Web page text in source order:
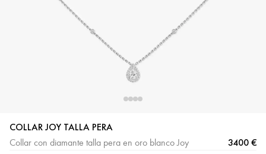
COLLAR JOY TALLA PERA
Collar con diamante talla pera en oro blanco Joy 3400 €
Oro
blanco
Oro